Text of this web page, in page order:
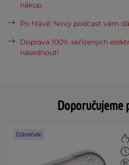
Doporučujeme
Dáreček
nákup.
Po hlavě: Nový podcast vám
Doprava 100% seřízených
nasednout!